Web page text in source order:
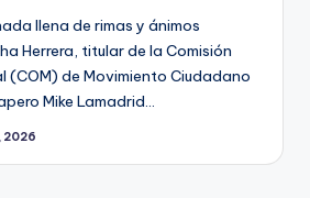
llena de rimas y ánimos
Herrera, titular de la Comisión
(COM) de Movimiento Ciudadano
Mike Lamadrid…
2026